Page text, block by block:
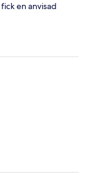
en anvisad